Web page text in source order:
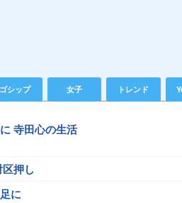
ゴシップ 女子 トレンド
寺田心の生活
押し
に